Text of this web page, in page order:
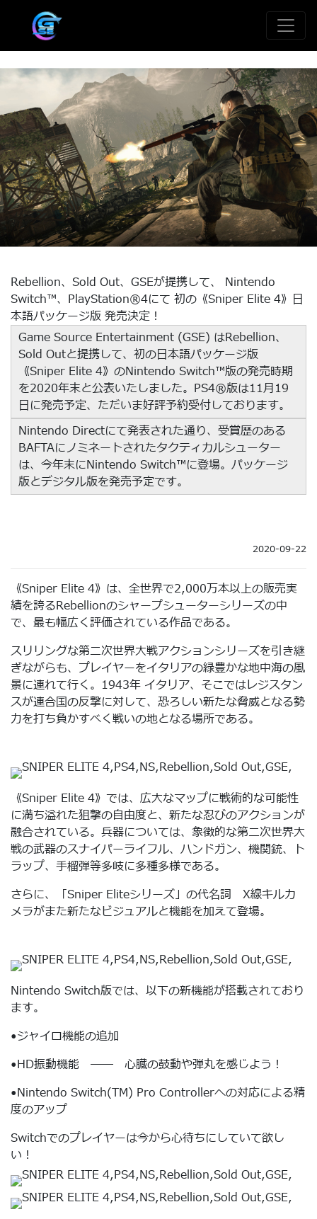
Rebellion、Sold Out、GSEが提携して、 Nintendo
Switch™、PlayStation®4にて 初の《Sniper Elite 4》日
本語パッケージ版 発売決定！
Game Source Entertainment (GSE) はRebellion、
Sold Outと提携して、初の日本語パッケージ版
《Sniper Elite 4》のNintendo Switch™版の発売時期
を2020年末と公表いたしました。PS4®版は11月19
日に発売予定、ただいま好評予約受付しております。
Nintendo Directにて発表された通り、受賞歴のある
BAFTAにノミネートされたタクティカルシューター
は、今年末にNintendo Switch™に登場。パッケージ
版とデジタル版を発売予定です。
2020-09-22
《Sniper Elite 4》は、全世界で2,000万本以上の販売実
績を誇るRebellionのシャープシューターシリーズの中
で、最も幅広く評価されている作品である。
スリリングな第二次世界大戦アクションシリーズを引き継
ぎながらも、プレイヤーをイタリアの緑豊かな地中海の風
景に連れて行く。1943年 イタリア、そこではレジスタン
スが連合国の反撃に対して、恐ろしい新たな脅威となる勢
力を打ち負かすべく戦いの地となる場所である。
《Sniper Elite 4》では、広大なマップに戦術的な可能性
に満ち溢れた狙撃の自由度と、新たな忍びのアクションが
融合されている。兵器については、象徴的な第二次世界大
戦の武器のスナイパーライフル、ハンドガン、機関銃、ト
ラップ、手榴弾等多岐に多種多様である。
さらに、「Sniper Eliteシリーズ」の代名詞 X線キルカ
メラがまた新たなビジュアルと機能を加えて登場。
Nintendo Switch版では、以下の新機能が搭載されており
ます。
•ジャイロ機能の追加
•HD振動機能 ―― 心臓の鼓動や弾丸を感じよう！
•Nintendo Switch(TM) Pro Controllerへの対応による精
度のアップ
Switchでのプレイヤーは今から心待ちにしていて欲し
い！